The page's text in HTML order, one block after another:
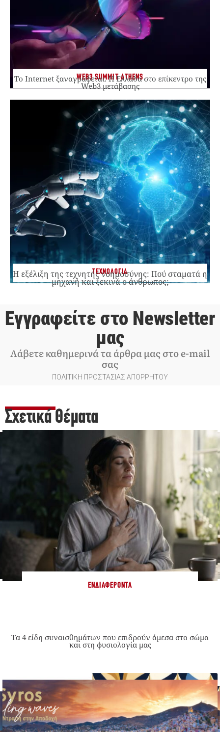
WEB3 SUMMIT ATHENS
Το Internet ξαναγράφεται. Η Ελλάδα στο επίκεντρο της
Web3 μετάβασης
ΤΕΧΝΟΛΟΓΙΑ
Η εξέλιξη της τεχνητής νοημοσύνης: Πού σταματά η
μηχανή και ξεκινά ο άνθρωπος;
Εγγραφείτε στο Newsletter
μας
Λάβετε καθημερινά τα άρθρα μας στο e-mail
σας
ΠΟΛΙΤΙΚΗ ΠΡΟΣΤΑΣΙΑΣ ΑΠΟΡΡΗΤΟΥ
Σχετικά Θέματα
ΕΝΔΙΑΦΈΡΟΝΤΑ
Τα 4 είδη συναισθημάτων που επιδρούν άμεσα στο σώμα
και στη φυσιολογία μας